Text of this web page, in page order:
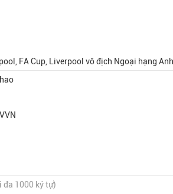
FA Cup, Liverpool vô địch Ngoại hạng